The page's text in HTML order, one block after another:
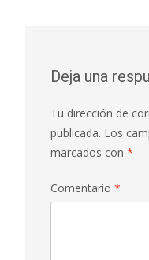
Deja una
Tu dirección de
publicada. Los
marcados con *
Comentario *